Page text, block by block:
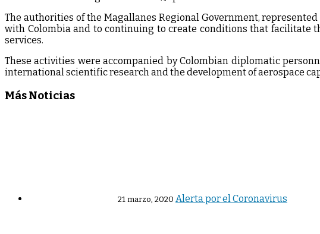
The authorities of the Magallanes Regional Government,
with Colombia and to continuing to create conditions that facilitate
services.
These activities were accompanied by Colombian diplomatic
international scientific research and the development of aerospace
Más Noticias
21 marzo, 2020 Alerta por el Coronavirus